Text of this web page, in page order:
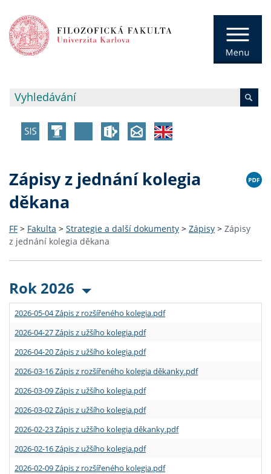
Zápisy z jednání kolegia
děkana
FF > Fakulta > Strategie a další dokumenty > Zápisy > Zápisy
z jednání kolegia děkana
Rok 2026
2026-05-04 Zápis z rozšířeného kolegia.pdf
2026-04-27 Zápis z užšího kolegia.pdf
2026-04-20 Zápis z užšího kolegia.pdf
2026-03-16 Zápis z rozšířeného kolegia děkanky.pdf
2026-03-09 Zápis z užšího kolegia.pdf
2026-03-02 Zápis z užšího kolegia.pdf
2026-02-23 Zápis z užšího kolegia děkanky.pdf
2026-02-16 Zápis z užšího kolegia.pdf
2026-02-09 Zápis z rozšířeného kolegia.pdf